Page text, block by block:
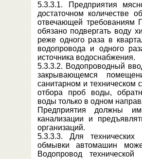
5.3.3.1. Предприятия
достаточном количестве
отвечающей требованиям
обязано подвергать воду
реже одного раза в
водопровода и одного
источника водоснабжения.
5.3.3.2. Водопроводный
закрывающемся
санитарном и техническом
отбора проб воды,
воды только в одном
Предприятия должны
канализации и
организаций.
5.3.3.3. Для
обмывки автомашин
Водопровод